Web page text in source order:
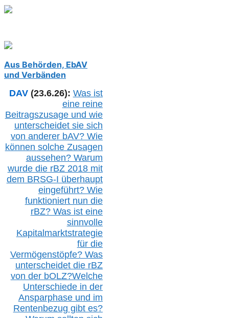
Aus Behörden, EbAV
und Verbänden
DAV (23.6.26): Was ist
eine reine
Beitragszusage und wie
unterscheidet sie sich
von anderer bAV? Wie
können solche Zusagen
aussehen? Warum
wurde die rBZ2018 mit
dem BRSG-I überhaupt
eingeführt? Wie
funktioniert nun die
rBZ? Was ist eine
sinnvolle
Kapitalmarktstrategie
für die
Vermögenstöpfe? Was
unterscheidet die rBZ
von der bOLZ?Welche
Unterschiede in der
Ansparphase und im
Rentenbezug gibt es?